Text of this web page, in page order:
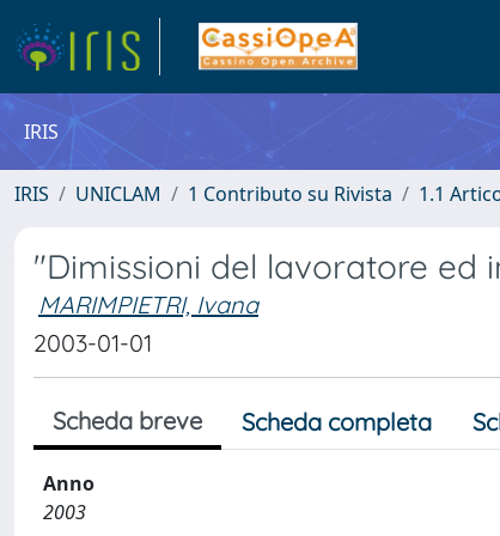
IRIS
IRIS UNICLAM 1 Contributo su Rivista 1.1
"Dimissioni del lavoratore ed
MARIMPIETRI, Ivana
2003-01-01
Scheda breve Scheda completa
Anno
2003